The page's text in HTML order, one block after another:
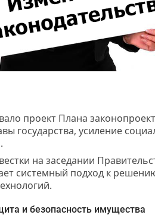
проект Плана
государства, усиление
на заседании
системный подход к
и безопасность имущества